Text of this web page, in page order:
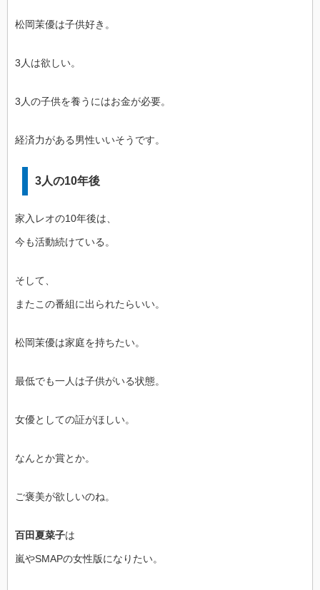
松岡茉優は子供好き。
3人は欲しい。
3人の子供を養うにはお金が必要。
経済力がある男性いいそうです。
3人の10年後
家入レオの10年後は、
今も活動続けている。
そして、
またこの番組に出られたらいい。
松岡茉優は家庭を持ちたい。
最低でも一人は子供がいる状態。
女優としての証がほしい。
なんとか賞とか。
ご褒美が欲しいのね。
百田夏菜子は
嵐やSMAPの女性版になりたい。